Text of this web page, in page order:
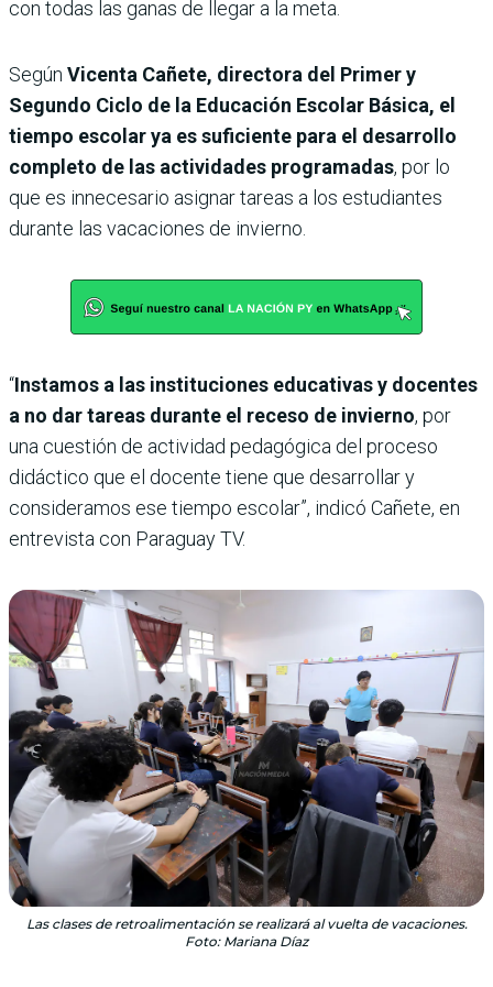
con todas las ganas de llegar a la meta.
Según Vicenta Cañete, directora del Primer y
Segundo Ciclo de la Educación Escolar Básica, el
tiempo escolar ya es suficiente para el desarrollo
completo de las actividades programadas, por lo
que es innecesario asignar tareas a los estudiantes
durante las vacaciones de invierno.
“Instamos a las instituciones educativas y docentes
a no dar tareas durante el receso de invierno, por
una cuestión de actividad pedagógica del proceso
didáctico que el docente tiene que desarrollar y
consideramos ese tiempo escolar”, indicó Cañete, en
entrevista con Paraguay TV.
Las clases de retroalimentación se realizará al vuelta de vacaciones.
Foto: Mariana Díaz